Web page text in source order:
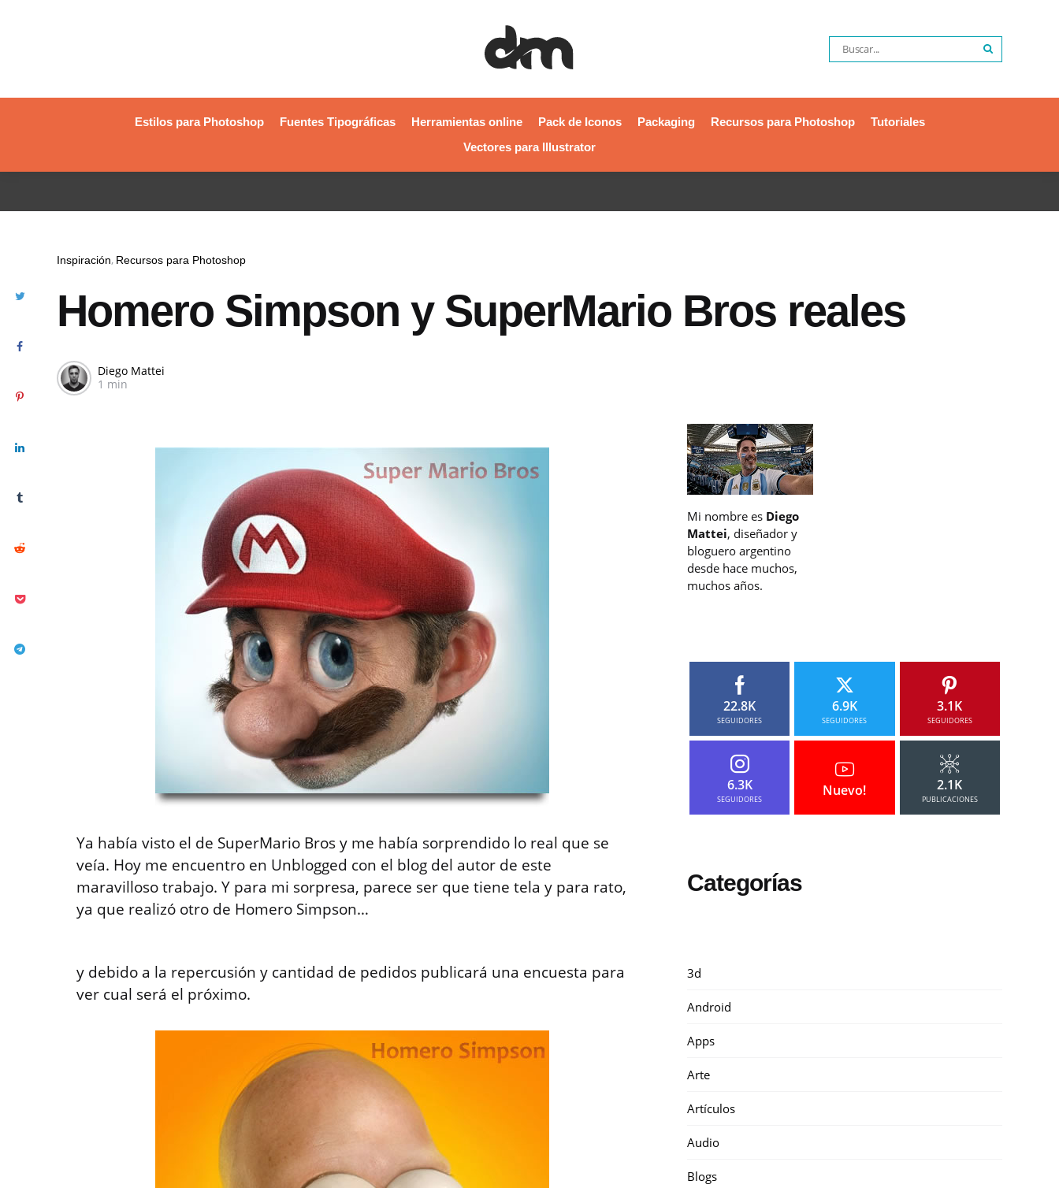
Estilos para Photoshop Fuentes Tipográficas Herramientas online Pack de Iconos Packaging Recursos para Photoshop
Tutoriales
Vectores para Illustrator
Inspiración Recursos para Photoshop
Homero Simpson y SuperMario Bros reales
Diego Mattei
1 min
Ya había visto el de SuperMario Bros y me había sorprendido lo real que se
veía. Hoy me encuentro en Unblogged con el blog del autor de este
maravilloso trabajo. Y para mi sorpresa, parece ser que tiene tela y para rato,
ya que realizó otro de Homero Simpson…
y debido a la repercusión y cantidad de pedidos publicará una encuesta para
ver cual será el próximo.
Mi nombre es Diego
Mattei, diseñador y
bloguero argentino
desde hace muchos,
muchos años.
22.8K
SEGUIDORES
6.9K
SEGUIDORES
3.1K
SEGUIDORES
6.3K
SEGUIDORES
Nuevo! 2.1K
PUBLICACIONES
Categorías
3d
Android
Apps
Arte
Artículos
Audio
Blogs